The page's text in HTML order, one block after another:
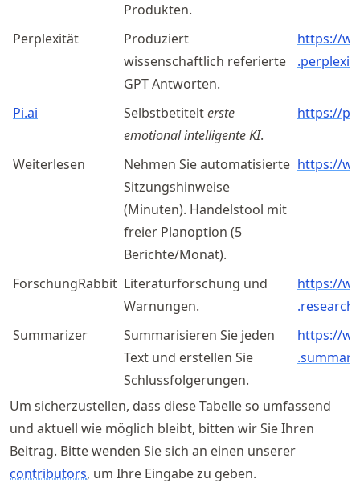
Produkten.
Perplexität
Produziert
wissenschaftlich referierte
GPT Antworten.
https://
.perplexity
Pi.ai Selbstbetitelterste
emotional intelligente KI.
https://
Weiterlesen
Nehmen Sie automatisierte
Sitzungshinweise
(Minuten). Handelstool mit
freier Planoption (5
Berichte/Monat).
https://
ForschungRabbit Literaturforschung und
Warnungen.
https://
Summarizer
Summarisieren Sie jeden
Text und erstellen Sie
Schlussfolgerungen.
https://
Um sicherzustellen, dass diese Tabelle so umfassend
und aktuell wie möglich bleibt, bitten wir Sie Ihren
Beitrag. Bitte wenden Sie sich an einen unserer
contributors, um Ihre Eingabe zu geben.